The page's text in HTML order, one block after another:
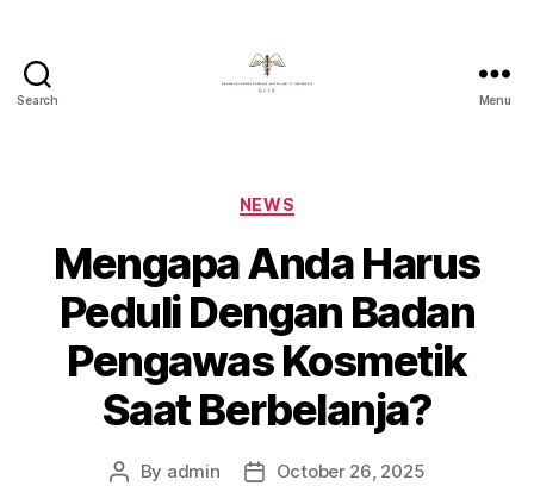
Search
Dan
Indonesia
Menu
Categories
NEWS
Mengapa Anda Harus
Peduli Dengan Badan
Pengawas Kosmetik
Saat Berbelanja?
Post
By admin
PostOctober 26, 2025